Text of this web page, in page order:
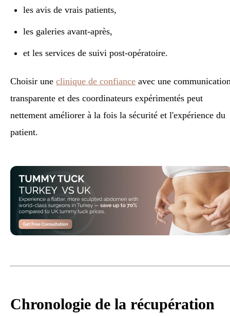
les avis de vrais patients,
les galeries avant-après,
et les services de suivi post-opératoire.
Choisir une clinique de confiance avec une
transparente et des coordinateurs expérimentés peut
nettement améliorer à la fois la sécurité et l'expérience du
patient.
Chronologie de la récupération